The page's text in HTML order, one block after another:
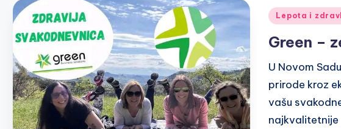
Posted
Lepota i
Green –
U Novom
prirode kroz
vašu
najkvalitetnije